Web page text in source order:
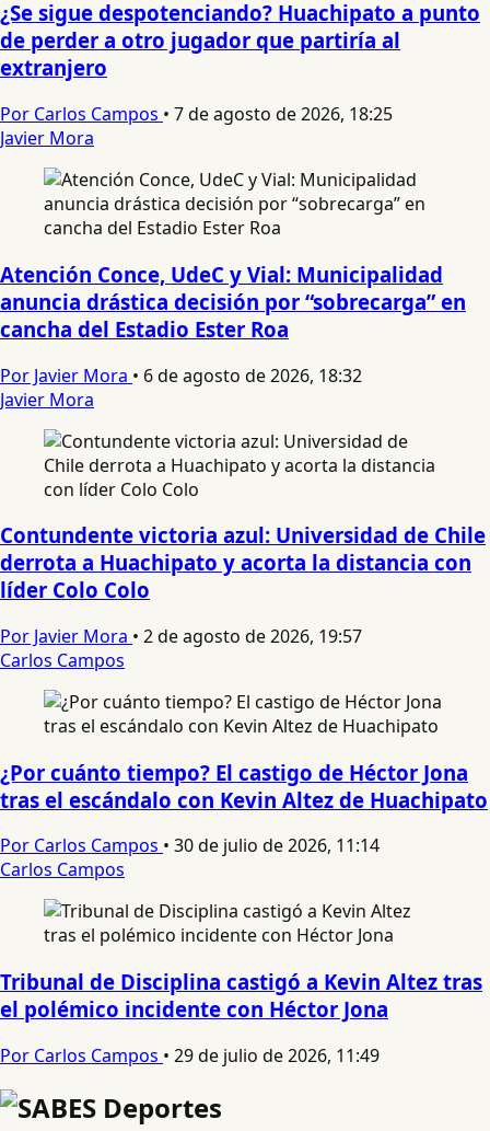
¿Se sigue despotenciando? Huachipato a punto
de perder a otro jugador que partiría al
extranjero
Por Carlos Campos • 7 de agosto de 2026, 18:25
Javier Mora
Atención Conce, UdeC y Vial: Municipalidad
anuncia drástica decisión por “sobrecarga” en
cancha del Estadio Ester Roa
Por Javier Mora • 6 de agosto de 2026, 18:32
Javier Mora
Contundente victoria azul: Universidad de Chile
derrota a Huachipato y acorta la distancia con
líder Colo Colo
Por Javier Mora • 2 de agosto de 2026, 19:57
Carlos Campos
¿Por cuánto tiempo? El castigo de Héctor Jona
tras el escándalo con Kevin Altez de Huachipato
Por Carlos Campos • 30 de julio de 2026, 11:14
Carlos Campos
Tribunal de Disciplina castigó a Kevin Altez tras
el polémico incidente con Héctor Jona
Por Carlos Campos • 29 de julio de 2026, 11:49